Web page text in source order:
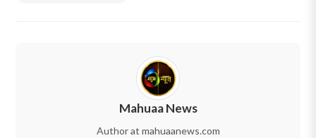
Mahuaa News
Author at mahuaanews.com